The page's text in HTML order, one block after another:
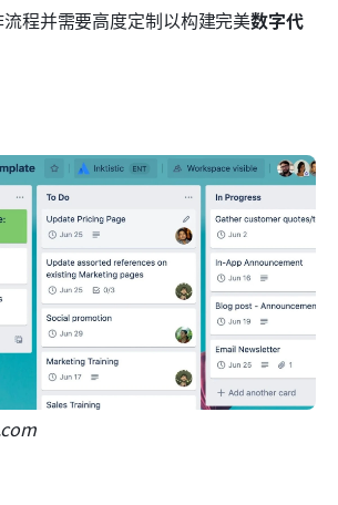
程并需要高度定制以构建完美数字代